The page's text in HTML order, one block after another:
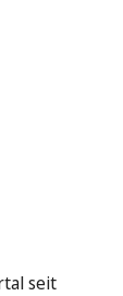
seit